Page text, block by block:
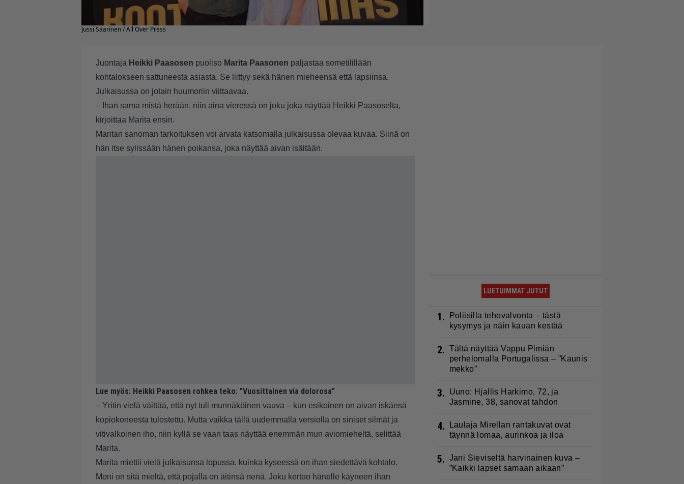
Jussi Saarinen / All Over Press
Juontaja Heikki Paasosen puoliso Marita Paasonen paljastaa sometilillään
kohtalokseen sattuneesta asiasta. Se liittyy sekä hänen mieheensä että lapsiinsa.
Julkaisussa on jotain huumoriin viittaavaa.
– Ihan sama mistä herään, niin aina vieressä on joku joka näyttää Heikki Paasoselta,
kirjoittaa Marita ensin.
Maritan sanoman tarkoituksen voi arvata katsomalla julkaisussa olevaa kuvaa. Siinä on
hän itse sylissään hänen poikansa, joka näyttää aivan isältään.
Lue myös: Heikki Paasosen rohkea teko: ”Vuosittainen via dolorosa”
– Yritin vielä väittää, että nyt tuli munnäköinen vauva – kun esikoinen on aivan iskänsä
kopiokoneesta tulostettu. Mutta vaikka tällä uudemmalla versiolla on siniset silmät ja
vitivalkoinen iho, niin kyllä se vaan taas näyttää enemmän mun aviomieheltä, selittää
Marita.
Marita miettii vielä julkaisunsa lopussa, kuinka kyseessä on ihan siedettävä kohtalo.
Moni on sitä mieltä, että pojalla on äitinsä nenä. Joku kertoo hänelle käyneen ihan
LUETUIMMAT JUTUT
1.
Poliisilla tehovalvonta – tästä
kysymys ja näin kauan kestää
2. Tältä näyttää Vappu Pimiän
perhelomalla Portugalissa – ”Kaunis
mekko”
3.
Uuno: Hjallis Harkimo, 72, ja
Jasmine, 38, sanovat tahdon
4.
Laulaja Mirellan rantakuvat ovat
täynnä lomaa, aurinkoa ja iloa
5. Jani Sieviseltä harvinainen kuva –
”Kaikki lapset samaan aikaan”